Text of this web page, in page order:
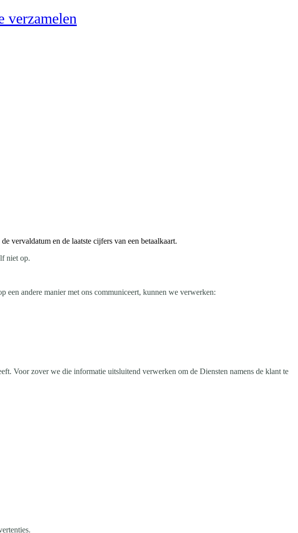
verzamelen
vervaldatum en de laatste cijfers van een betaalkaart.
niet op.
een andere manier met ons communiceert, kunnen we verwerken:
Voor zover we die informatie uitsluitend verwerken om de Diensten namens de klant te